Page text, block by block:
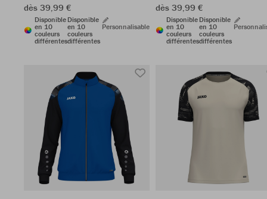
dès 39,99 €
Disponible
en 10
couleurs
différentes
Disponible
en 10
couleurs
différentes
Personnalisable
dès 39,99 €
Disponible
en 10
couleurs
différentes
Disponible
en 10
couleurs
différentes